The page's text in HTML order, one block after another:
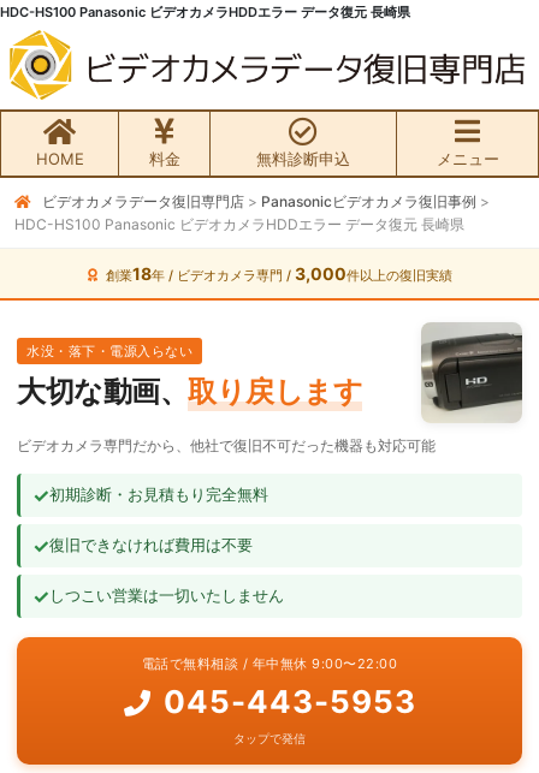
HDC-HS100 Panasonic ビデオカメラHDDエラー データ復元 長崎県
HOME 料金 無料診断申込 メニュー
無料初期診断お申込み
ビデオカメラ データ復旧HOME
料金・メニュー
サービスの流れ
よくあるご質問
ビデオカメラデータ復旧専門店 > Panasonicビデオカメラ復旧事例 >
HDC-HS100 Panasonic ビデオカメラHDDエラー データ復元 長崎県
創業18年 / ビデオカメラ専門 / 3,000件以上の復旧実績
水没・落下・電源入らない
大切な動画、 取り戻します
ビデオカメラ専門だから、他社で復旧不可だった機器も対応可能
✓初期診断・お見積もり完全無料
✓復旧できなければ費用は不要
✓しつこい営業は一切いたしません
電話で無料相談 / 年中無休 9:00〜22:00
045-443-5953
タップで発信